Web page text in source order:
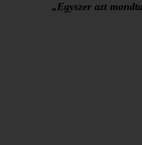
„Egyszer azt